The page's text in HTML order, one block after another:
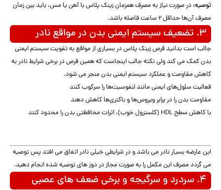
توصیه: در صورت نیاز به مصرف همزمان زینک پلاس با آهن یا مس، باید بین زمان
مصرف آن‌ها حداقل ۲ ساعت فاصله باشد.
۳. تضعیف سیستم ایمنی بدن در مواقع نادر
جالب است بدانید قرص زینک پلاس در بسیاری از مواقع به تقویت سیستم ایمنی
بدن کمک می کند ولی نکته جالب اینجاست که همین قرص در برخی شرایط نادر به
کاهش مقاومت و عملکرد سیستم ایمنی بدن منجر می شود.
فعالیت سلول‌های ایمنی مانند لنفوسیت‌ها را سرکوب کنند
مقاومت بدن را در برابر ویروس‌ها و باکتری‌ها کاهش دهند
با کاهش سطح HDL (کلسترول خوب)، اثرات محافظتی بدن را محدود کنند
این عارضه بسیار نادر می باشد و در شرایطی خیلی نادر اتفاق می افتد پس توصیه
می گردد مصرف این مکمل را به صورت مجاز در دوز های توصیه شده انجام دهید.
۴. سردرد و سرگیجه و برخی ضعف های عصبی